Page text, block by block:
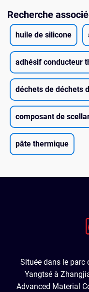
Recherche
huile de silicone
adhésif conducteur
déchets de déchets
composant de
pâte thermique
Située dans le
Yangtsé à
Advanced Material